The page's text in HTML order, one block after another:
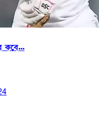
কবে...